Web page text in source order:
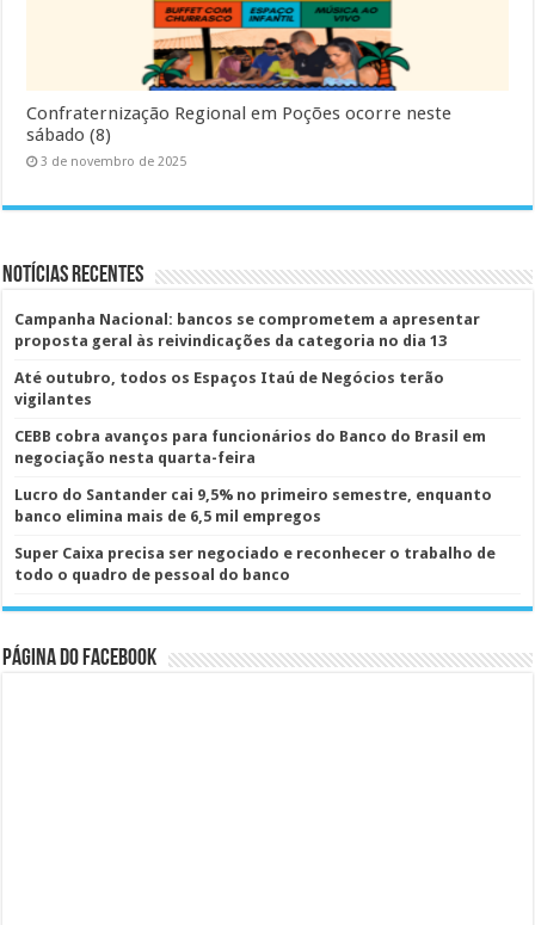
Confraternização Regional em Poções ocorre neste
sábado (8)
3 de novembro de 2025
Notícias Recentes
Campanha Nacional: bancos se comprometem a apresentar
proposta geral às reivindicações da categoria no dia 13
Até outubro, todos os Espaços Itaú de Negócios terão
vigilantes
CEBB cobra avanços para funcionários do Banco do Brasil em
negociação nesta quarta-feira
Lucro do Santander cai 9,5% no primeiro semestre, enquanto
banco elimina mais de 6,5 mil empregos
Super Caixa precisa ser negociado e reconhecer o trabalho de
todo o quadro de pessoal do banco
Página do Facebook